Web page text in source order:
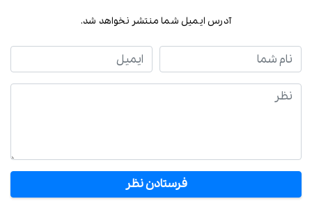
آدرس ایمیل شما منتشر نخواهد شد.
نام شما ایمیل
نظر